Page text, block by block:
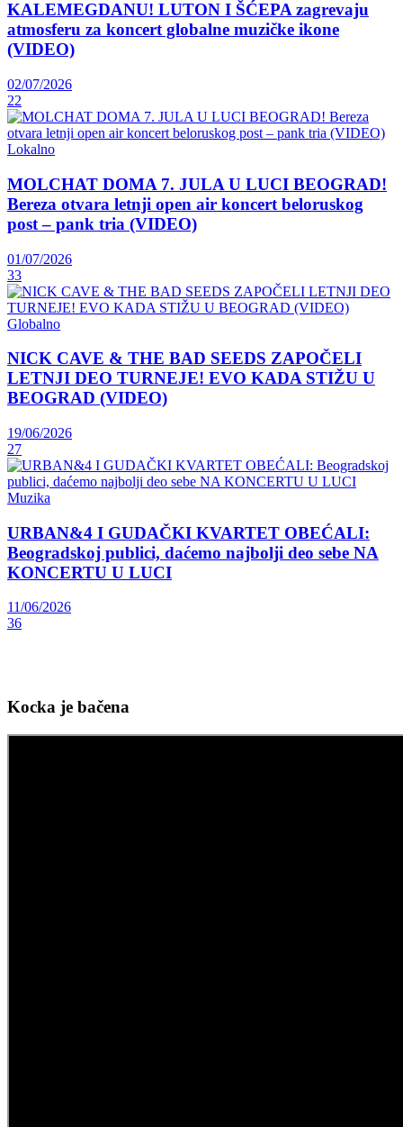
KALEMEGDANU! LUTON I ŠĆEPA zagrevaju
atmosferu za koncert globalne muzičke ikone
(VIDEO)
02/07/2026
22
Lokalno
MOLCHAT DOMA 7. JULA U LUCI BEOGRAD!
Bereza otvara letnji open air koncert beloruskog
post – pank tria (VIDEO)
01/07/2026
33
Globalno
NICK CAVE & THE BAD SEEDS ZAPOČELI
LETNJI DEO TURNEJE! EVO KADA STIŽU U
BEOGRAD (VIDEO)
19/06/2026
27
Muzika
URBAN&4 I GUDAČKI KVARTET OBEĆALI:
Beogradskoj publici, daćemo najbolji deo sebe NA
KONCERTU U LUCI
11/06/2026
36
Kocka je bačena